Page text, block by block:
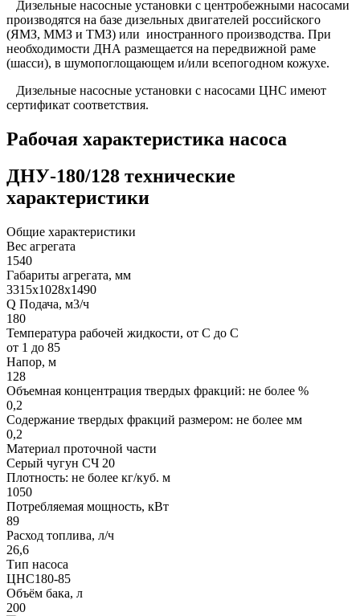
Дизельные насосные установки с центробежными насосами
производятся на базе дизельных двигателей российского
(ЯМЗ, ММЗ и ТМЗ) или иностранного производства. При
необходимости ДНА размещается на передвижной раме
(шасси), в шумопоглощающем и/или всепогодном кожухе.
Дизельные насосные установки с насосами ЦНС имеют
сертификат соответствия.
Рабочая характеристика насоса
ДНУ-180/128 технические
характеристики
Общие характеристики
Вес агрегата
1540
Габариты агрегата, мм
3315х1028х1490
Q Подача, м3/ч
180
Температура рабочей жидкости, от С до С
от 1 до 85
Напор, м
128
Объемная концентрация твердых фракций: не более %
0,2
Содержание твердых фракций размером: не более мм
0,2
Материал проточной части
Серый чугун СЧ 20
Плотность: не более кг/куб. м
1050
Потребляемая мощность, кВт
89
Расход топлива, л/ч
26,6
Тип насоса
ЦНС180-85
Объём бака, л
200